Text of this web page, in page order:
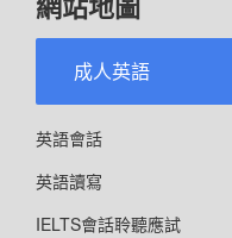
成人英語
英語會話
英語讀寫
IELTS會話聆聽應試